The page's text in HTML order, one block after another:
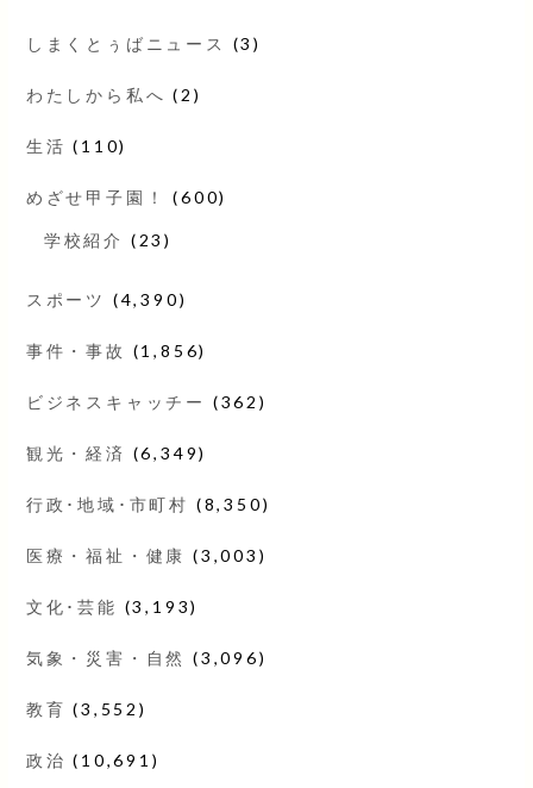
しまくとぅばニュース (3)
わたしから私へ (2)
生活 (110)
めざせ甲子園！ (600)
学校紹介 (23)
スポーツ (4,390)
事件・事故 (1,856)
ビジネスキャッチー (362)
観光・経済 (6,349)
行政･地域･市町村 (8,350)
医療・福祉・健康 (3,003)
文化･芸能 (3,193)
気象・災害・自然 (3,096)
教育 (3,552)
政治 (10,691)